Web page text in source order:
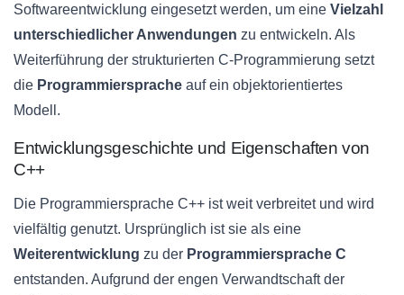
Softwareentwicklung eingesetzt werden, um eine Vielzahl
unterschiedlicher Anwendungen zu entwickeln. Als
Weiterführung der strukturierten C-Programmierung setzt
die Programmiersprache auf ein objektorientiertes
Modell.
Entwicklungsgeschichte und Eigenschaften von
C++
Die Programmiersprache C++ ist weit verbreitet und wird
vielfältig genutzt. Ursprünglich ist sie als eine
Weiterentwicklung zu der Programmiersprache C
entstanden. Aufgrund der engen Verwandtschaft der